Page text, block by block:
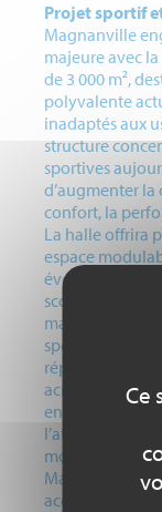
Projet sportif
Magnanville
majeure avec
de 3 000 m²,
polyvalente
inadaptés aux
structure
sportives
d’augmenter
confort, la
La halle offrira
espace
événements,
scolaires, les
majeurs du
spécifique, un
répondra aux
acrobatiques et
entraînements.
l’attractivité
montée en
Magnanville
accessible et
Ce